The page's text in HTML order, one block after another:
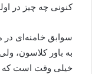
کنونی چه چیز در
سوابق خامنه‌ای در
به باور کلاسون،
خیلی وقت است که